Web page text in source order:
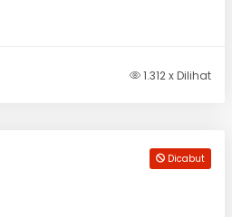
1.312 x Dilihat
Dicabut